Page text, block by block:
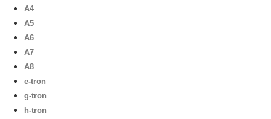
A4
A5
A6
A7
A8
e-tron
g-tron
h-tron